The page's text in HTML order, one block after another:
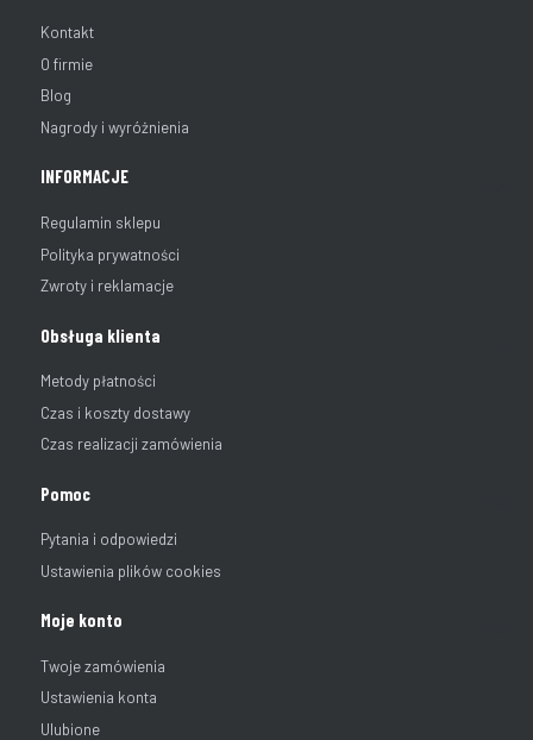
Kontakt
O firmie
Blog
Nagrody i wyróżnienia
INFORMACJE
Regulamin sklepu
Polityka prywatności
Zwroty i reklamacje
Obsługa klienta
Metody płatności
Czas i koszty dostawy
Czas realizacji zamówienia
Pomoc
Pytania i odpowiedzi
Ustawienia plików cookies
Moje konto
Twoje zamówienia
Ustawienia konta
Ulubione